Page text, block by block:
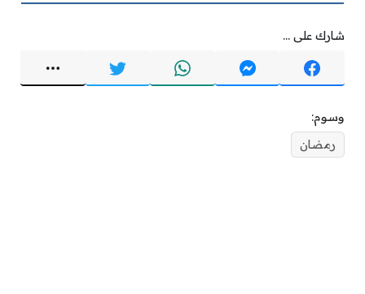
شارك على ...
وسوم:
رمضان